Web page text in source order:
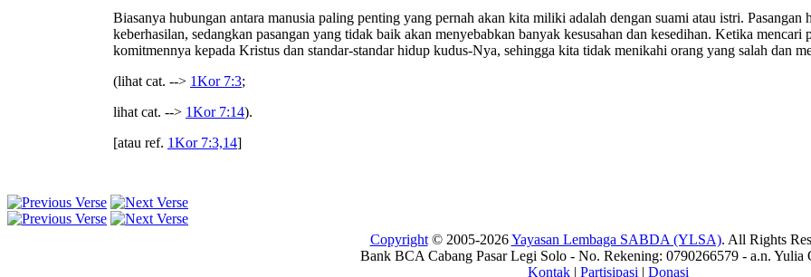
Biasanya hubungan antara manusia paling penting yang pernah akan kita miliki adalah dengan suami atau istri.
keberhasilan, sedangkan pasangan yang tidak baik akan menyebabkan banyak kesusahan dan kesedihan. Ketika
komitmennya kepada Kristus dan standar-standar hidup kudus-Nya, sehingga kita tidak menikahi orang yang salah dan
(lihat cat. --> 1Kor 7:3;
lihat cat. --> 1Kor 7:14).
[atau ref. 1Kor 7:3,14]
Copyright© 2005-2026Yayasan Lembaga SABDA (YLSA). All Rights
Bank BCA Cabang Pasar Legi Solo - No. Rekening: 0790266579 - a.n. Yulia
Kontak | Partisipasi | Donasi